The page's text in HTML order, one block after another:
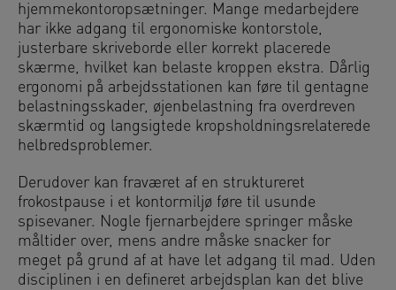
hjemmekontoropsætninger. Mange medarbejdere
har ikke adgang til ergonomiske kontorstole,
justerbare skriveborde eller korrekt placerede
skærme, hvilket kan belaste kroppen ekstra. Dårlig
ergonomi på arbejdsstationen kan føre til gentagne
belastningsskader, øjenbelastning fra overdreven
skærmtid og langsigtede kropsholdningsrelaterede
helbredsproblemer.
Derudover kan fraværet af en struktureret
frokostpause i et kontormiljø føre til usunde
spisevaner. Nogle fjernarbejdere springer måske
måltider over, mens andre måske snacker for
meget på grund af at have let adgang til mad. Uden
disciplinen i en defineret arbejdsplan kan det blive